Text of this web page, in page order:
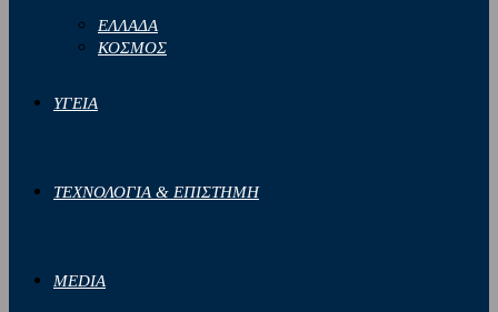
ΕΛΛΑΔΑ
ΚΟΣΜΟΣ
ΥΓΕΙΑ
ΤΕΧΝΟΛΟΓΙΑ & ΕΠΙΣΤΗΜΗ
MEDIA